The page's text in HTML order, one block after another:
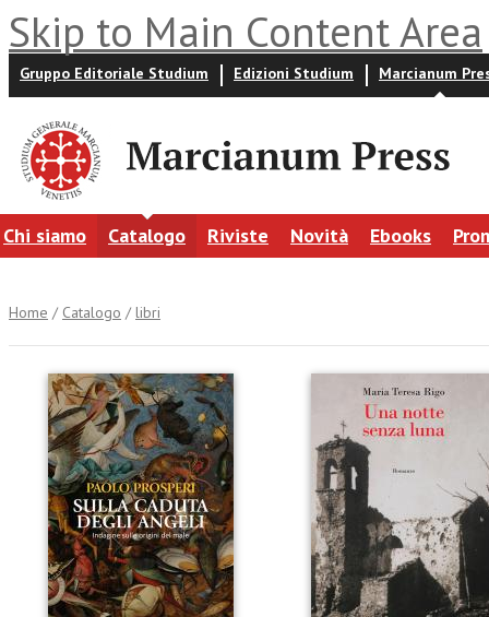
Skip to Main Content Area
Gruppo Editoriale Studium Edizioni Studium Marcianum
Chi siamo Catalogo Riviste Novità Ebooks
Home / Catalogo / libri